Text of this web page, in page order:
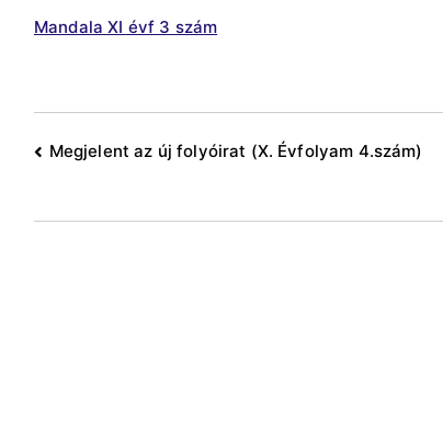
Mandala XI évf 3 szám
Bejegyzés
navigáció
Megjelent az új folyóirat (X. Évfolyam 4.szám)